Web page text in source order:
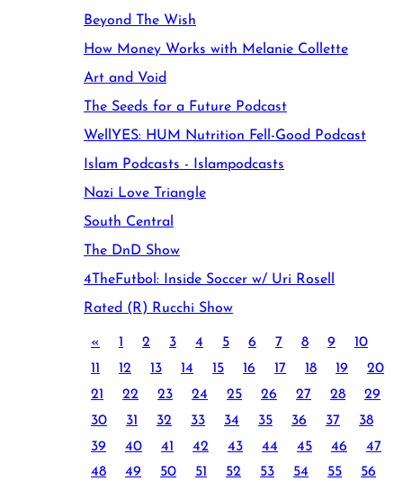
Beyond The Wish
How Money Works with Melanie Collette
Art and Void
The Seeds for a Future Podcast
WellYES: HUM Nutrition Fell-Good Podcast
Islam Podcasts - Islampodcasts
Nazi Love Triangle
South Central
The DnD Show
4TheFutbol: Inside Soccer w/ Uri Rosell
Rated (R) Rucchi Show
« 1 2 3 4 5 6 7 8 9
10
11
12 13 14 15 16 17 18 19
20
21
22 23 24 25 26 27 28
29
30
31 32 33 34 35 36 37
38
39
40 41 42 43 44 45 46
47
48
49 50 51 52 53 54 55
56